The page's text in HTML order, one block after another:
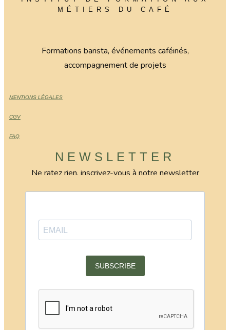
MÉTIERS DU CAFÉ
Formations barista, événements caféinés,
accompagnement de projets
MENTIONS LÉGALES
CGV
FAQ
NEWSLETTER
Ne ratez rien, inscrivez-vous à notre newsletter
SUBSCRIBE